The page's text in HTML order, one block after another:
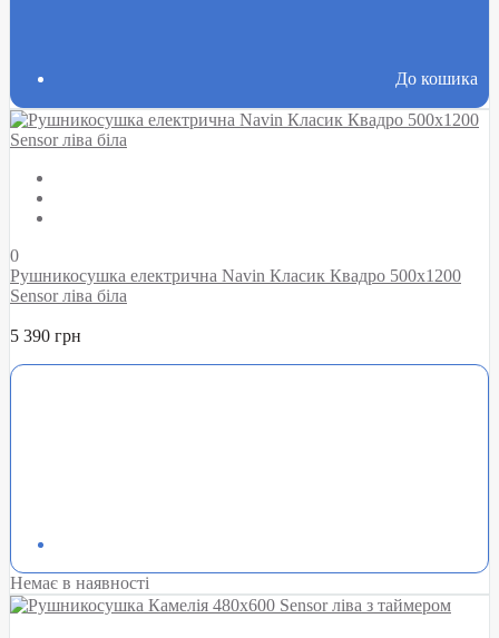
До кошика
0
Рушникосушка електрична Navin Класик Квадро 500х1200
Sensor ліва біла
5 390 грн
Немає в наявності